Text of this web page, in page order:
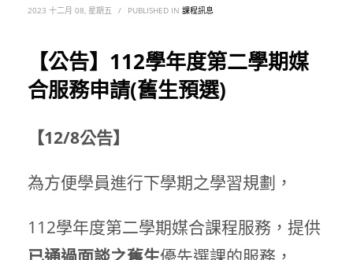
2023 十二月 08, 星期五 / PUBLISHED IN 課程訊息
【公告】112學年度第二學期媒
合服務申請(舊生預選)
【12/8公告】
為方便學員進行下學期之學習規劃，
112學年度第二學期媒合課程服務， 提供